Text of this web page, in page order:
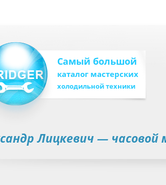
Самый большой
каталог мастерских
холодильной техники
Лицкевич —